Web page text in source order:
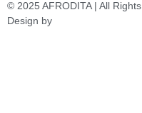
© 2025 AFRODITA | All
Design by